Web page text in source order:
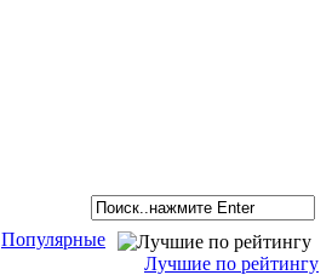
Популярные
Лучшие по рейтингу